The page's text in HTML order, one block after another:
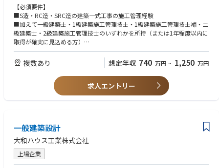
※就業制度について：同社は2021年4月よりコアタイム無しのフレックス
タイム制度を導入しております。1ヶ月の内、規程の労働時間さえ勤務い
ただければ出退勤時間は自由にご調整いただくことが可能です
【必須要件】
■S造・RC造・SRC造の建築一式工事の施工管理経験
■加えて一級建築士・1級建築施工管理技士・1級建築施工管理技士補・二
級建築士・2級建築施工管理技士のいずれかを所持（または1年程度以内に
取得が確実に見込める方）
【歓迎要件】
■木造建築（非住宅）の施工管理経験
複数あり 想定年収 740 万円 ~ 1,250 万円
求人エントリー
一般建築設計
大和ハウス工業株式会社
上場企業